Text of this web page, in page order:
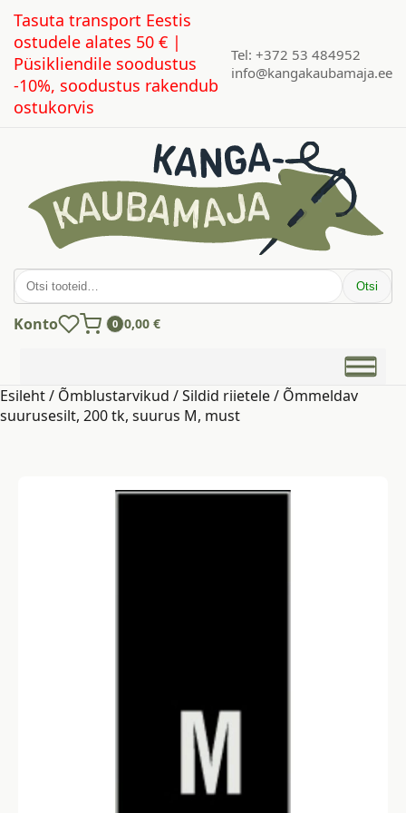
Tasuta transport Eestis
ostudele alates 50 € |
Püsikliendile soodustus
-10%, soodustus rakendub
ostukorvis
Tel: +372 53 484952
info@kangakaubamaja.ee
Otsi: Otsi
Konto 0 0,00 €
Esileht/ Õmblustarvikud /Sildid riietele/ Õmmeldav
suurusesilt, 200 tk, suurus M, must